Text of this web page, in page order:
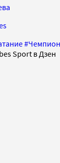
#
Sport в Дзен